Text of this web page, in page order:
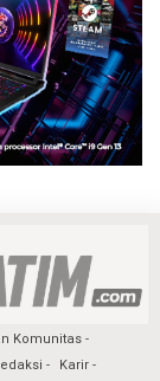
Komunitas
Karir